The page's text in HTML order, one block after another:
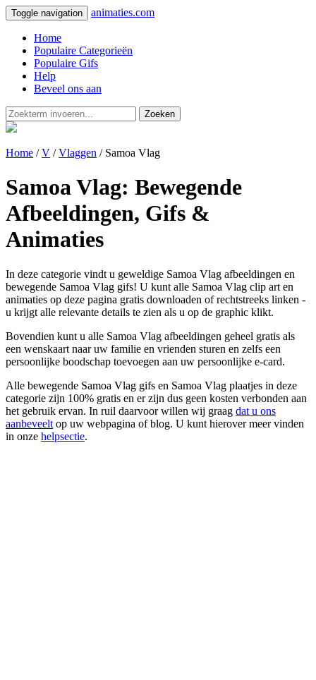
Toggle navigation animaties.com
Home
Populaire Categorieën
Populaire Gifs
Help
Beveel ons aan
Zoeken
Home /V /Vlaggen / Samoa Vlag
Samoa Vlag: Bewegende
Afbeeldingen, Gifs &
Animaties
In deze categorie vindt u geweldige Samoa Vlag afbeeldingen en
bewegende Samoa Vlag gifs! U kunt alle Samoa Vlag clip art en
animaties op deze pagina gratis downloaden of rechtstreeks linken -
u krijgt alle relevante details te zien als u op de graphic klikt.
Bovendien kunt u alle Samoa Vlag afbeeldingen geheel gratis als
een wenskaart naar uw familie en vrienden sturen en zelfs een
persoonlijke boodschap toevoegen aan uw persoonlijke e-card.
Alle bewegende Samoa Vlag gifs en Samoa Vlag plaatjes in deze
categorie zijn 100% gratis en er zijn dus geen kosten verbonden aan
het gebruik ervan. In ruil daarvoor willen wij graag dat u ons
aanbeveelt op uw webpagina of blog. U kunt hierover meer vinden
in onze helpsectie.